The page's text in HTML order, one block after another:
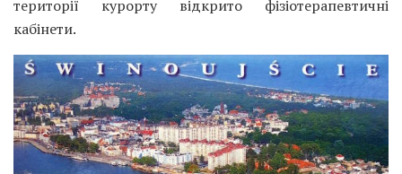
території курорту відкрито фізіотерапевтичні
кабінети.